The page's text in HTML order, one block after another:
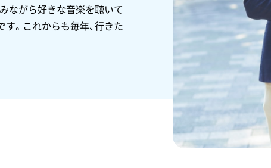
ながら好きな音楽を聴いて
。これからも毎年、行きた